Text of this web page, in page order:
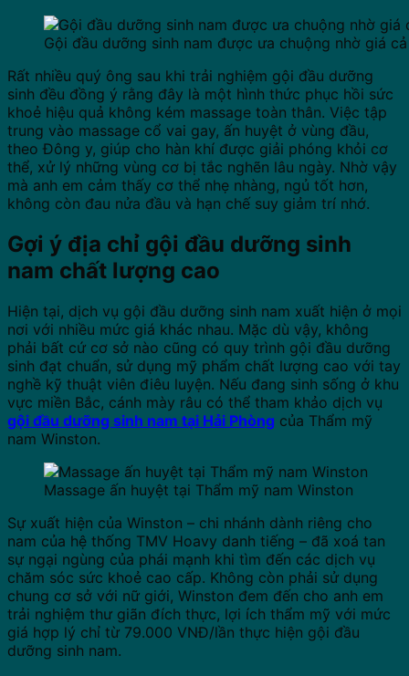
Gội đầu dưỡng sinh nam được ưa chuộng nhờ giá
Rất nhiều quý ông sau khi trải nghiệm gội đầu dưỡng
sinh đều đồng ý rằng đây là một hình thức phục hồi sức
khoẻ hiệu quả không kém massage toàn thân. Việc tập
trung vào massage cổ vai gay, ấn huyệt ở vùng đầu,
theo Đông y, giúp cho hàn khí được giải phóng khỏi cơ
thể, xử lý những vùng cơ bị tắc nghẽn lâu ngày. Nhờ vậy
mà anh em cảm thấy cơ thể nhẹ nhàng, ngủ tốt hơn,
không còn đau nửa đầu và hạn chế suy giảm trí nhớ.
Gợi ý địa chỉ gội đầu dưỡng sinh
nam chất lượng cao
Hiện tại, dịch vụ gội đầu dưỡng sinh nam xuất hiện ở mọi
nơi với nhiều mức giá khác nhau. Mặc dù vậy, không
phải bất cứ cơ sở nào cũng có quy trình gội đầu dưỡng
sinh đạt chuẩn, sử dụng mỹ phẩm chất lượng cao với tay
nghề kỹ thuật viên điêu luyện. Nếu đang sinh sống ở khu
vực miền Bắc, cánh mày râu có thể tham khảo dịch vụ
gội đầu dưỡng sinh nam tại Hải Phòng của Thẩm mỹ
nam Winston.
Massage ấn huyệt tại Thẩm mỹ nam Winston
Sự xuất hiện của Winston – chi nhánh dành riêng cho
nam của hệ thống TMV Hoavy danh tiếng – đã xoá tan
sự ngại ngùng của phái mạnh khi tìm đến các dịch vụ
chăm sóc sức khoẻ cao cấp. Không còn phải sử dụng
chung cơ sở với nữ giới, Winston đem đến cho anh em
trải nghiệm thư giãn đích thực, lợi ích thẩm mỹ với mức
giá hợp lý chỉ từ 79.000 VNĐ/lần thực hiện gội đầu
dưỡng sinh nam.